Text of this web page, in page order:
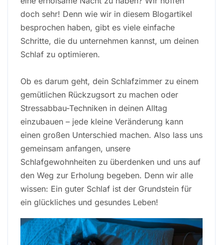
doch sehr! Denn wie wir in diesem Blogartikel
besprochen haben, gibt es viele einfache
Schritte, die du unternehmen kannst, um deinen
Schlaf zu optimieren.
Ob es darum geht, dein Schlafzimmer zu einem
gemütlichen Rückzugsort zu machen oder
Stressabbau-Techniken in deinen Alltag
einzubauen – jede kleine Veränderung kann
einen großen Unterschied machen. Also lass uns
gemeinsam anfangen, unsere
Schlafgewohnheiten zu überdenken und uns auf
den Weg zur Erholung begeben. Denn wir alle
wissen: Ein guter Schlaf ist der Grundstein für
ein glückliches und gesundes Leben!